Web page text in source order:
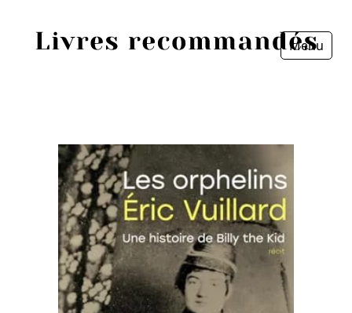
Menu
Sources
Personnes
Livres
Livres les plus recommandés
Fermer